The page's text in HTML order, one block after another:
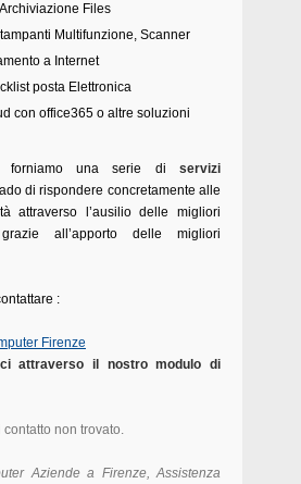
Files
Multifunzione, Scanner
a Internet
posta Elettronica
con office365 o altre soluzioni
forniamo una serie di servizi
di rispondere concretamente alle
attraverso l’ausilio delle migliori
all’apporto delle migliori
:
attraverso il nostro modulo di
contatto non trovato.
Aziende a Firenze, Assistenza